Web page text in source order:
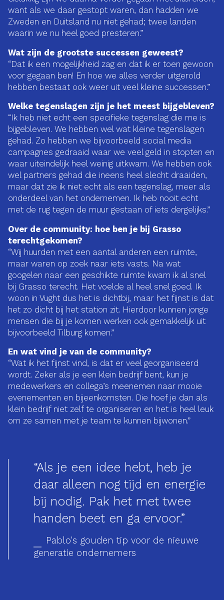
want als we daar gestopt waren, dan hadden we
Zweden en Duitsland nu niet gehad; twee landen
waarin we nu heel goed presteren.”
Wat zijn de grootste successen geweest?
“Dat ik een mogelijkheid zag en dat ik er toen gewoon
voor gegaan ben! En hoe we alles verder uitgerold
hebben bestaat ook weer uit veel kleine successen.”
Welke tegenslagen zijn je het meest bijgebleven?
“Ik heb niet echt een specifieke tegenslag die me is
bijgebleven. We hebben wel wat kleine tegenslagen
gehad. Zo hebben we bijvoorbeeld social media
campagnes gedraaid waar we veel geld in stopten en
waar uiteindelijk heel weinig uitkwam. We hebben ook
wel partners gehad die ineens heel slecht draaiden,
maar dat zie ik niet echt als een tegenslag, meer als
onderdeel van het ondernemen. Ik heb nooit echt
met de rug tegen de muur gestaan of iets dergelijks.”
Over de community: hoe ben je bij Grasso
terechtgekomen?
“Wij huurden met een aantal anderen een ruimte,
maar waren op zoek naar iets vasts. Na wat
googelen naar een geschikte ruimte kwam ik al snel
bij Grasso terecht. Het voelde al heel snel goed. Ik
woon in Vught dus het is dichtbij, maar het fijnst is dat
het zo dicht bij het station zit. Hierdoor kunnen jonge
mensen die bij je komen werken ook gemakkelijk uit
bijvoorbeeld Tilburg komen.”
En wat vind je van de community?
“Wat ik het fijnst vind, is dat er veel georganiseerd
wordt. Zeker als je een klein bedrijf bent, kun je
medewerkers en collega’s meenemen naar mooie
evenementen en bijeenkomsten. Die hoef je dan als
klein bedrijf niet zelf te organiseren en het is heel leuk
om ze samen met je team te kunnen bijwonen.”
“Als je een idee hebt, heb je
daar alleen nog tijd en energie
bij nodig. Pak het met twee
handen beet en ga ervoor.”
Pablo's gouden tip voor de nieuwe
generatie ondernemers